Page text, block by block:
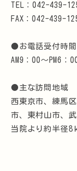
TEL：042-439-
FAX：042-439-
●お電話受付時間
AM9：00～PM6：
●主な訪問地域
西東京市、練馬
市、東村山市、
当院より約半径8